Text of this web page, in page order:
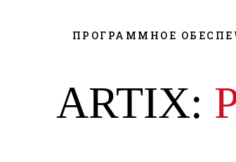
ПРОГРАММНОЕ
ARTIX: